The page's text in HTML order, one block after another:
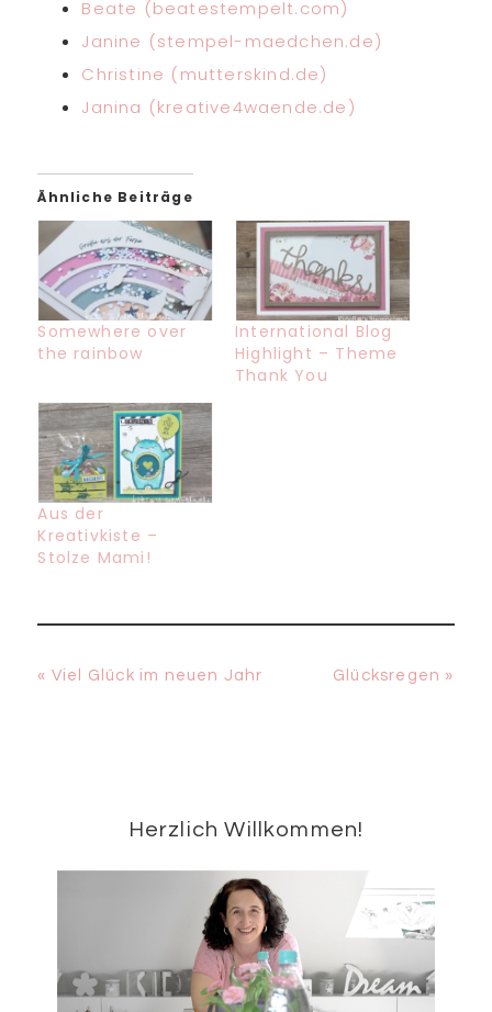
Beate (beatestempelt.com)
Janine (stempel-maedchen.de)
Christine (mutterskind.de)
Janina (kreative4waende.de)
Ähnliche Beiträge
Somewhere over
the rainbow
International Blog
Highlight – Theme
Thank You
Aus der
Kreativkiste –
Stolze Mami!
Vorheriger
« Viel Glück im neuen Jahr
Nächster
Glücksregen »
Herzlich Willkommen!